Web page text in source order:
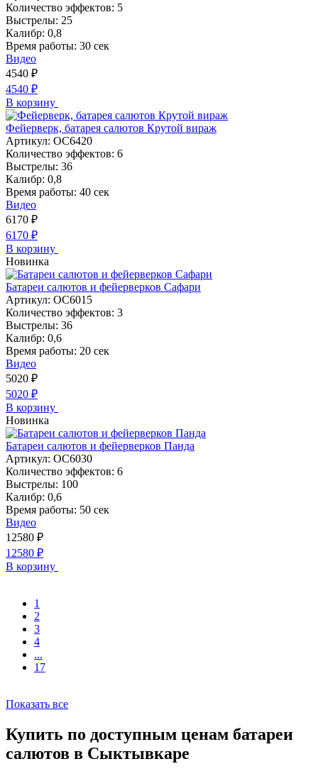
Количество эффектов: 5
Выстрелы: 25
Калибр: 0,8
Время работы: 30 сек
Видео
4540 ₽
4540 ₽
В корзину
Фейерверк, батарея салютов Крутой вираж
Артикул: ОС6420
Количество эффектов: 6
Выстрелы: 36
Калибр: 0,8
Время работы: 40 сек
Видео
6170 ₽
6170 ₽
В корзину
Новинка
Батареи салютов и фейерверков Сафари
Артикул: ОС6015
Количество эффектов: 3
Выстрелы: 36
Калибр: 0,6
Время работы: 20 сек
Видео
5020 ₽
5020 ₽
В корзину
Новинка
Батареи салютов и фейерверков Панда
Артикул: ОС6030
Количество эффектов: 6
Выстрелы: 100
Калибр: 0,6
Время работы: 50 сек
Видео
12580 ₽
12580 ₽
В корзину
1
2
3
4
...
17
Показать все
Купить по доступным ценам батареи
салютов в Сыктывкаре